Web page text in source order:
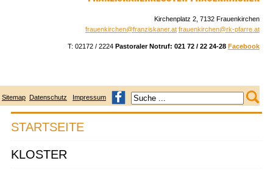
Kirchenplatz 2, 7132 Frauenkirchen
frauenkirchen@franziskaner.at frauenkirchen@rk-pfarre.at
T: 02172 / 2224 Pastoraler Notruf: 021 72 / 22 24-28 Facebook
Sitemap Datenschutz Impressum
STARTSEITE
KLOSTER